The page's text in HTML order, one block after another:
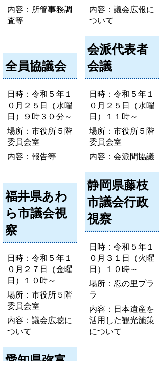
内容：所管事務調
査等
内容：議会広報に
ついて
全員協議会
日時：令和５年１
０月２５日（水曜
日）９時３０分～
場所：市役所５階
委員会室
内容：報告等
会派代表者
会議
日時：令和５年１
０月２５日（水曜
日）１１時～
場所：市役所５階
委員会室
内容：会派間協議
福井県あわ
ら市議会視
察
日時：令和５年１
０月２７日（金曜
日）１０時～
場所：市役所５階
委員会室
内容：議会広聴に
ついて
静岡県藤枝
市議会行政
視察
日時：令和５年１
０月３１日（火曜
日）１０時～
場所：忍の里プラ
ラ
内容：日本遺産を
活用した観光施策
について
愛知県弥富